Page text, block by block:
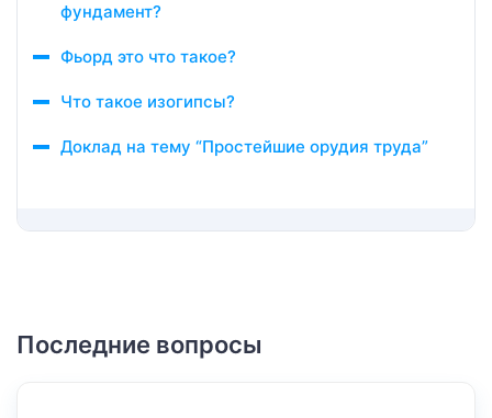
фундамент?
Фьорд это что такое?
Что такое изогипсы?
Доклад на тему “Простейшие орудия труда”
Последние вопросы